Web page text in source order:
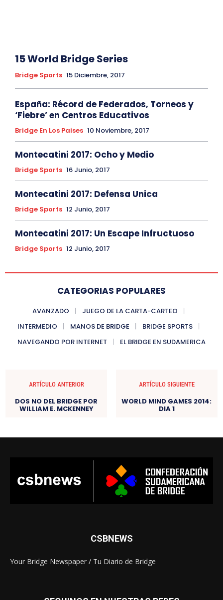
15 World Bridge Series
Bridge Sports 15 Diciembre, 2017
España: Récord de Federados, Torneos y
‘Fiebre’ en Centros Educativos
Bridge En Los Paises 10 Noviembre, 2017
Montecatini 2017: Ocho y Medio
Bridge Sports 16 Junio, 2017
Montecatini 2017: Defensa Unica
Bridge Sports 12 Junio, 2017
Montecatini 2017: Un Escape Infructuoso
Bridge Sports 12 Junio, 2017
CATEGORIAS POPULARES
AVANZADO
JUEGO DE LA CARTA-CARTEO
INTERMEDIO
MANOS DE BRIDGE
BRIDGE SPORTS
NAVEGANDO POR INTERNET
EL BRIDGE EN SUDAMERICA
ARTÍCULO ANTERIOR
DOS NO DEL BRIDGE POR
WILLIAM E. MCKENNEY
ARTÍCULO SIGUIENTE
WORLD MIND GAMES 2014:
DIA 1
CSBNEWS
Your Bridge Newspaper / Tu Diario de Bridge